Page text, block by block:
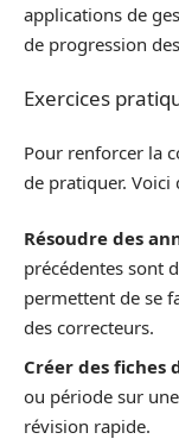
applications de
de progression
Exercices
Pour renforcer la
de pratiquer. Voici
Résoudre des
précédentes sont
permettent de se
des correcteurs.
Créer des fiches
ou période sur
révision rapide.